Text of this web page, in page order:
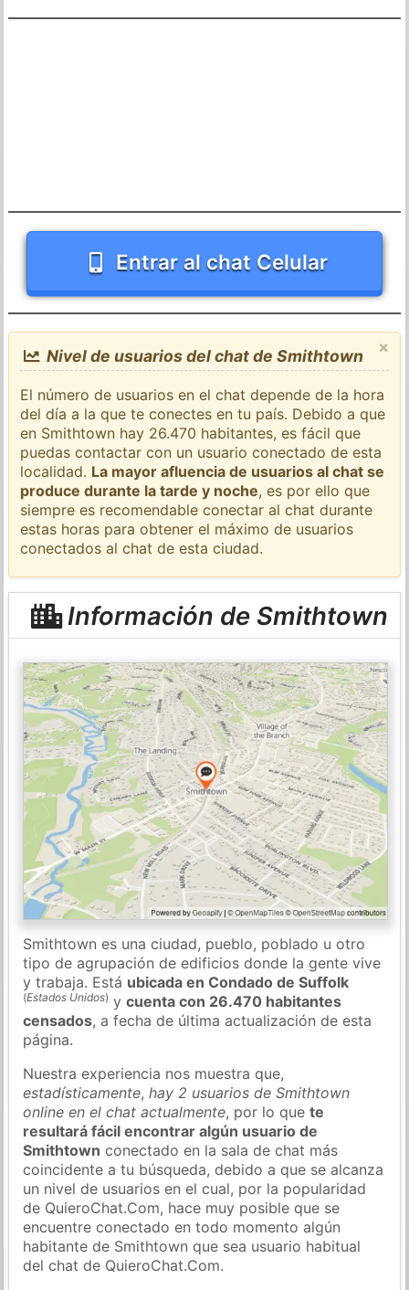
Entrar al chat Celular
×
Nivel de usuarios del chat de Smithtown
El número de usuarios en el chat depende de la hora
del día a la que te conectes en tu país. Debido a que
en Smithtown hay 26.470 habitantes, es fácil que
puedas contactar con un usuario conectado de esta
localidad. La mayor afluencia de usuarios al chat se
produce durante la tarde y noche, es por ello que
siempre es recomendable conectar al chat durante
estas horas para obtener el máximo de usuarios
conectados al chat de esta ciudad.
Información de Smithtown
Smithtown es una ciudad, pueblo, poblado u otro
tipo de agrupación de edificios donde la gente vive
y trabaja. Está ubicada en Condado de Suffolk
(Estados Unidos) ycuenta con 26.470 habitantes
censados, a fecha de última actualización de esta
página.
Nuestra experiencia nos muestra que,
estadísticamente,hay 2 usuarios de Smithtown
online en el chat actualmente, por lo quete
resultará fácil encontrar algún usuario de
Smithtown conectado en la sala de chat más
coincidente a tu búsqueda, debido a que se alcanza
un nivel de usuarios en el cual, por la popularidad
de QuieroChat.Com, hace muy posible que se
encuentre conectado en todo momento algún
habitante de Smithtown que sea usuario habitual
del chat de QuieroChat.Com.